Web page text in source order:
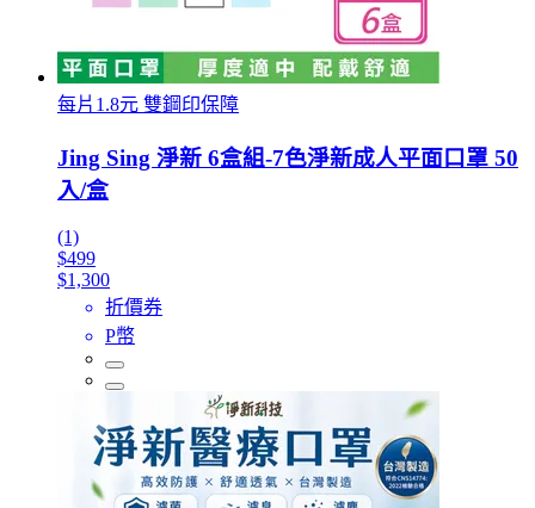
每片1.8元 雙鋼印保障
Jing Sing 淨新 6盒組-7色淨新成人平面口罩 50
入/盒
(1)
$499
$1,300
折價券
P幣